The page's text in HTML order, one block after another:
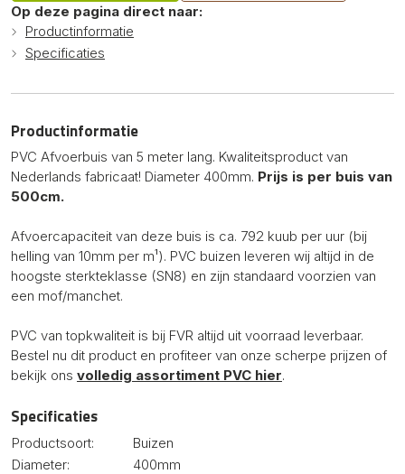
Op deze pagina direct naar:
Productinformatie
Specificaties
Productinformatie
PVC Afvoerbuis van 5 meter lang. Kwaliteitsproduct van
Nederlands fabricaat! Diameter 400mm. Prijs is per buis van
500cm.
Afvoercapaciteit van deze buis is ca. 792 kuub per uur (bij
helling van 10mm per m¹). PVC buizen leveren wij altijd in de
hoogste sterkteklasse (SN8) en zijn standaard voorzien van
een mof/manchet.
PVC van topkwaliteit is bij FVR altijd uit voorraad leverbaar.
Bestel nu dit product en profiteer van onze scherpe prijzen of
bekijk ons volledig assortiment PVC hier.
Specificaties
Productsoort:
Buizen
Diameter:
400mm